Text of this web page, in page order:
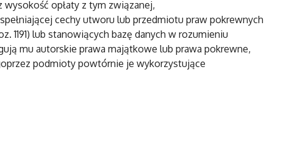
opłaty z tym związanej,
cechy utworu lub przedmiotu praw pokrewnych
1191) lub stanowiących bazę danych w rozumieniu
mu autorskie prawa majątkowe lub prawa pokrewne,
podmioty powtórnie je wykorzystujące